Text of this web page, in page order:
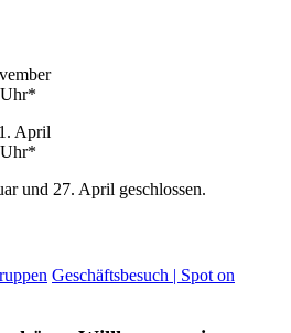
April
und 27. April geschlossen.
Geschäftsbesuch | Spot on